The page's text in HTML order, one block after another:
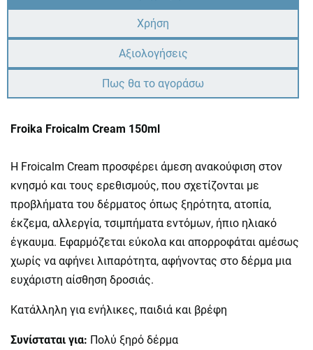
Χρήση
Αξιολογήσεις
Πως θα το αγοράσω
Froika Froicalm Cream 150ml
Η Froicalm Cream προσφέρει άμεση ανακούφιση στον
κνησμό και τους ερεθισμούς, που σχετίζονται με
προβλήματα του δέρματος όπως ξηρότητα, ατοπία,
έκζεμα, αλλεργία, τσιμπήματα εντόμων, ήπιο ηλιακό
έγκαυμα. Εφαρμόζεται εύκολα και απορροφάται αμέσως
χωρίς να αφήνει λιπαρότητα, αφήνοντας στο δέρμα μια
ευχάριστη αίσθηση δροσιάς.
Κατάλληλη για ενήλικες, παιδιά και βρέφη
Συνίσταται για: Πολύ ξηρό δέρμα